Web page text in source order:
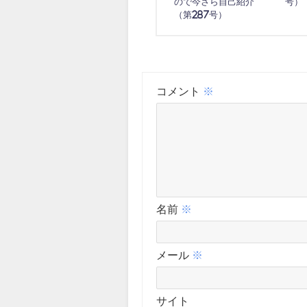
ので今さら自己紹介
（第287号）
号）
コメント ※
名前 ※
メール ※
サイト